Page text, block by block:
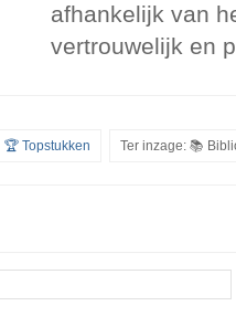
afhankelijk van
vertrouwelijk en
🏆 Topstukken Ter inzage: 📚